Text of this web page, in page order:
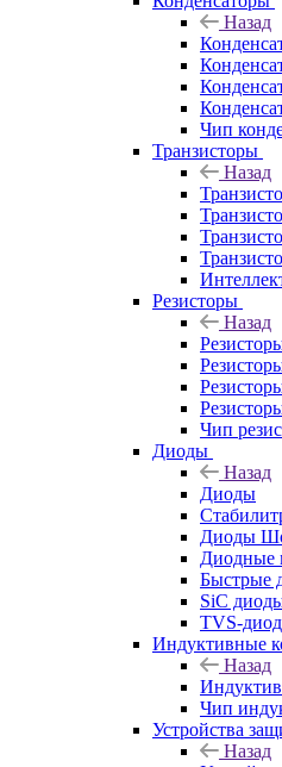
Назад
Чип
Транзисторы
Назад
Резисторы
Назад
Чип
Диоды
Назад
Диоды
Диоды
Диодные
Быстрые
SiC
TVS-
Индуктивные
Назад
Чип
Устройства
Назад